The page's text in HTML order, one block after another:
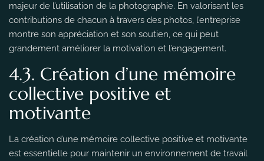
majeur de l’utilisation de la photographie. En valorisant les
contributions de chacun à travers des photos, l’entreprise
montre son appréciation et son soutien, ce qui peut
grandement améliorer la motivation et l’engagement.
4.3. Création d’une mémoire
collective positive et
motivante
La création d’une mémoire collective positive et motivante
est essentielle pour maintenir un environnement de travail